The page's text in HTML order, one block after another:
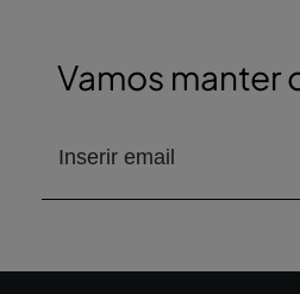
Vamos manter
e-mail para receber a